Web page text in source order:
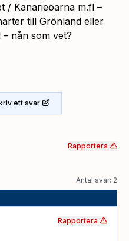
/ Kanarieöarna m.fl –
till Grönland eller
nån som vet?
ett svar
Rapportera
Antal svar: 2
Rapportera